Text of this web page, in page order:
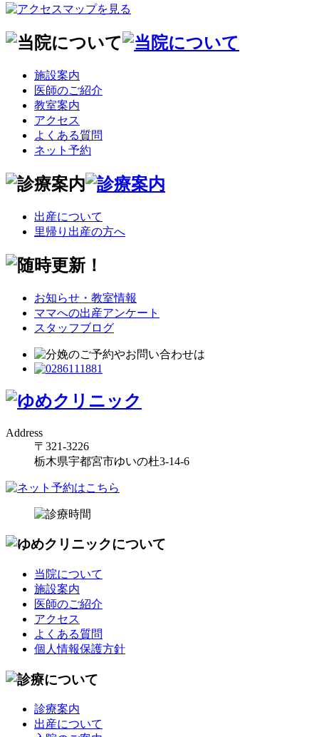
施設案内
医師のご紹介
教室案内
アクセス
よくある質問
ネット予約
出産について
里帰り出産の方へ
お知らせ・教室情報
ママへの出産アンケート
スタッフブログ
Address
〒321-3226
栃木県宇都宮市ゆいの杜3-14-6
当院について
施設案内
医師のご紹介
アクセス
よくある質問
個人情報保護方針
診療案内
出産について